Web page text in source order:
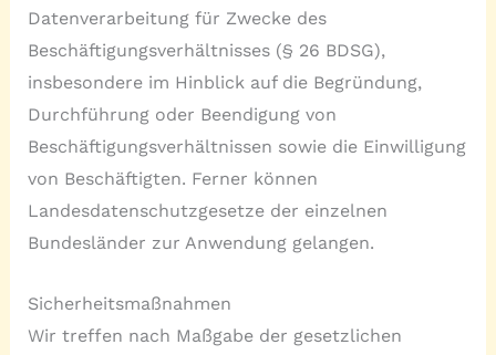
Datenverarbeitung für Zwecke des
Beschäftigungsverhältnisses (§ 26 BDSG),
insbesondere im Hinblick auf die Begründung,
Durchführung oder Beendigung von
Beschäftigungsverhältnissen sowie die Einwilligung
von Beschäftigten. Ferner können
Landesdatenschutzgesetze der einzelnen
Bundesländer zur Anwendung gelangen.
Sicherheitsmaßnahmen
Wir treffen nach Maßgabe der gesetzlichen